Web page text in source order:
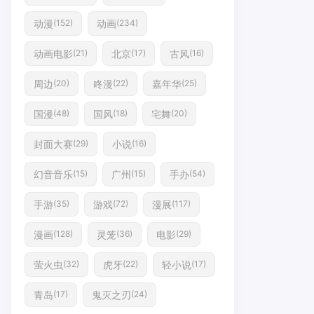
动漫(152) 动画(234)
动画电影(21) 北京(17) 古风(16)
周边 (20) 咚漫(22) 嘉年华(25)
国漫(48) 国风(18) 宅舞(20)
封面大赛(29) 小说(16)
幻音音乐(15) 广州 (15) 手办(54)
手游(35) 游戏(72) 漫展(117)
漫画(128) 灵笼(36) 电影(29)
萤火虫 (32) 虎牙(22) 轻小说(17)
青岛(17) 鬼灭之刃(24)